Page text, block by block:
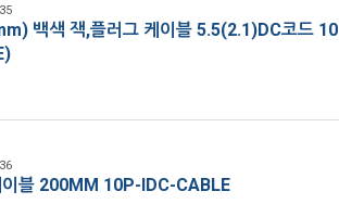
백색 잭,플러그 케이블 5.5(2.1)DC코드 10
블 200MM 10P-IDC-CABLE